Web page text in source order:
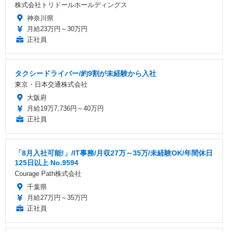
株式会社トリドールホールディングス
神奈川県
月給23万円～30万円
正社員
タクシードライバー/約9割が未経験から入社
東京・日本交通株式会社
大阪府
月給19万7,736円～40万円
正社員
「8月入社可能!」/IT事務/月収27万～35万/未経験OK/年間休日
125日以上 No.9594
Courage Path株式会社
千葉県
月給27万円～35万円
正社員